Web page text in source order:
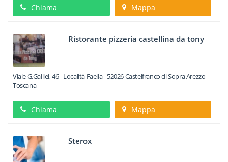
Chiama Mappa
Ristorante pizzeria castellina da tony
Viale G.Galilei, 46 - Località Faella-52026Castelfranco di SopraArezzo -
Toscana
Chiama Mappa
Sterox